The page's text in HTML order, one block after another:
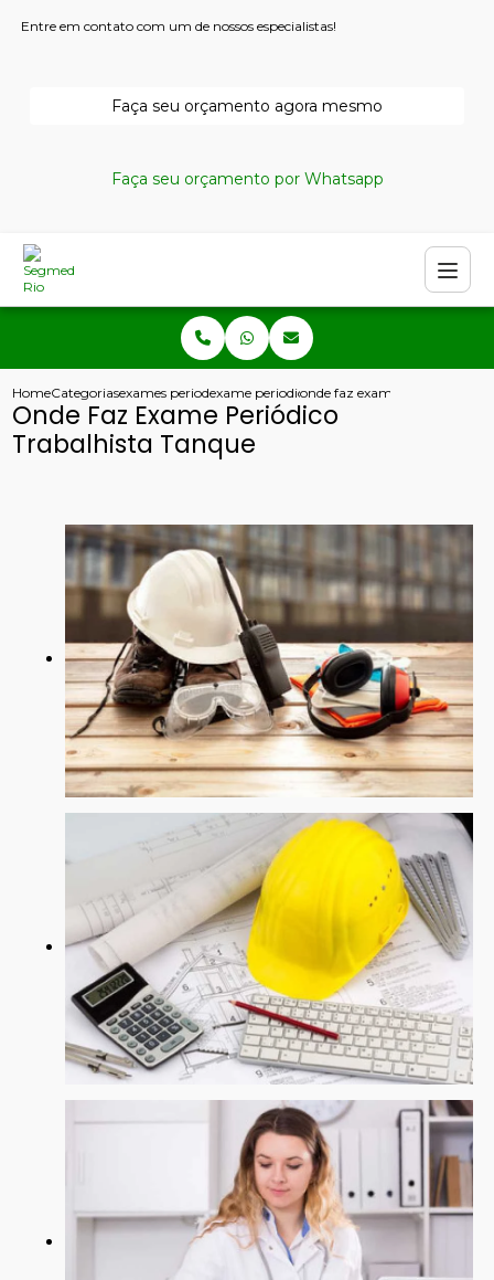
Entre em contato com um de nossos especialistas!
Faça seu orçamento agora mesmo
Faça seu orçamento por Whatsapp
HomeCategoriasexames periodicosexame periodico de empresa
onde faz exame periodico
Onde Faz Exame Periódico
Trabalhista Tanque